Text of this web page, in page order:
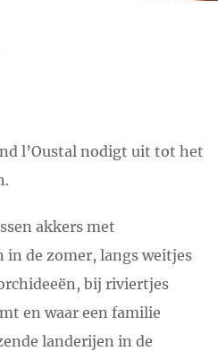
l’Oustal nodigt uit tot het
akkers met
in de zomer, langs weitjes
bij riviertjes
en waar een familie
landerijen in de